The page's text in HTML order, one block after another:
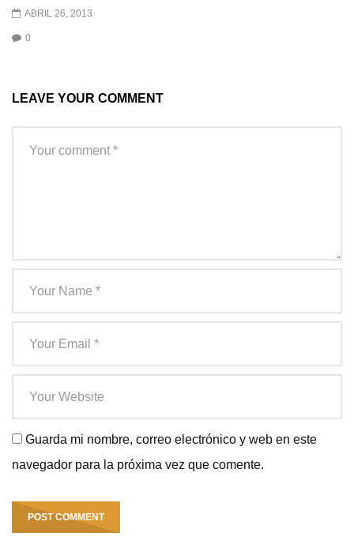
ABRIL 26, 2013
0
LEAVE YOUR COMMENT
Guarda mi nombre, correo electrónico y web en este
navegador para la próxima vez que comente.